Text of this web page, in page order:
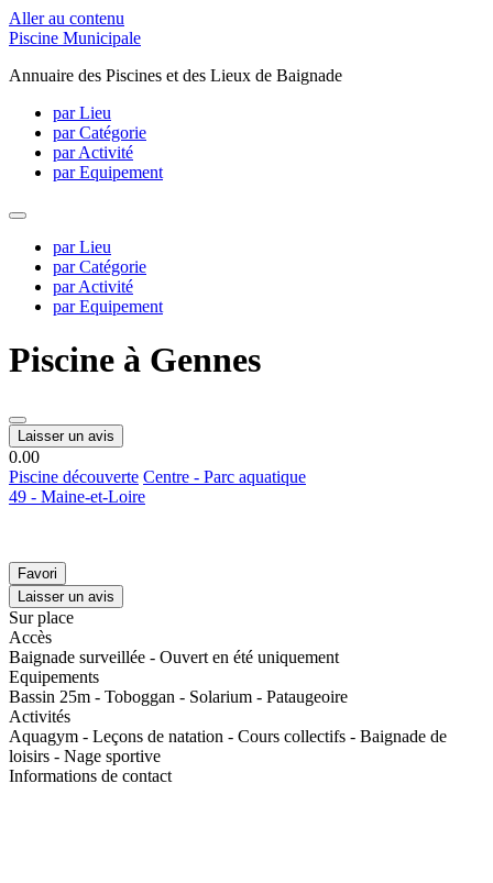
Aller au contenu
Piscine Municipale
Annuaire des Piscines et des Lieux de Baignade
par Lieu
par Catégorie
par Activité
par Equipement
par Lieu
par Catégorie
par Activité
par Equipement
Piscine à Gennes
Laisser un avis
0.00
Piscine découverte Centre - Parc aquatique
49 - Maine-et-Loire
Favori
Laisser un avis
Sur place
Accès
Baignade surveillée - Ouvert en été uniquement
Equipements
Bassin 25m - Toboggan - Solarium - Pataugeoire
Activités
Aquagym - Leçons de natation - Cours collectifs - Baignade de
loisirs - Nage sportive
Informations de contact